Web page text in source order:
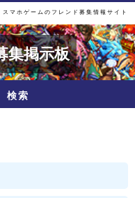
スマホゲームのフレンド募集情報サイト
集掲示板
検索